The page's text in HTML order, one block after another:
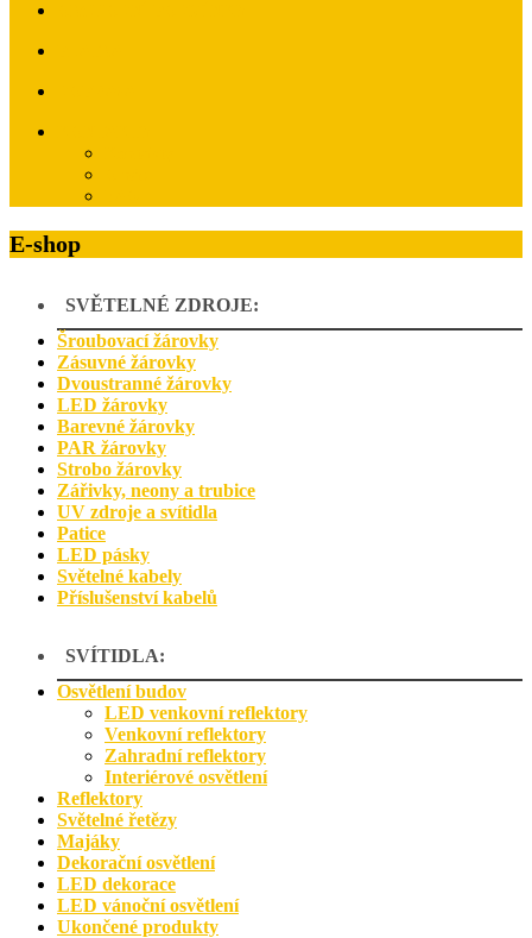
E-shop
SVĚTELNÉ ZDROJE:
Šroubovací žárovky
Zásuvné žárovky
Dvoustranné žárovky
LED žárovky
Barevné žárovky
PAR žárovky
Strobo žárovky
Zářivky, neony a trubice
UV zdroje a svítidla
Patice
LED pásky
Světelné kabely
Příslušenství kabelů
SVÍTIDLA:
Osvětlení budov
LED venkovní reflektory
Venkovní reflektory
Zahradní reflektory
Interiérové osvětlení
Reflektory
Světelné řetězy
Majáky
Dekorační osvětlení
LED dekorace
LED vánoční osvětlení
Ukončené produkty